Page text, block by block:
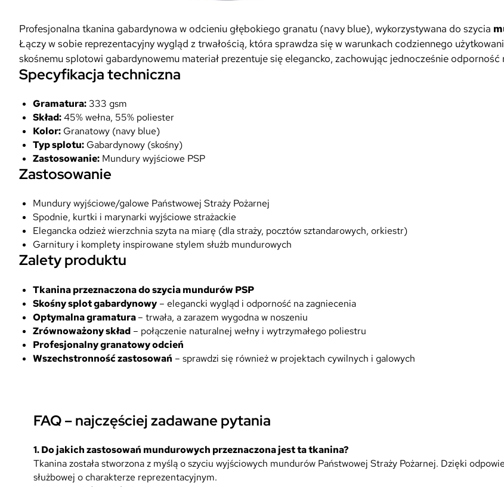
Profesjonalna tkanina gabardynowa w odcieniu głębokiego granatu (navy blue), wykorzystywana do szycia
Łączy w sobie reprezentacyjny wygląd z trwałością, która sprawdza się w warunkach codziennego
skośnemu splotowi gabardynowemu materiał prezentuje się elegancko, zachowując jednocześnie odporność
Specyfikacja techniczna
Gramatura:333 gsm
Skład:45% wełna, 55% poliester
Kolor: Granatowy (navy blue)
Typ splotu: Gabardynowy (skośny)
Zastosowanie: Mundury wyjściowe PSP
Zastosowanie
Mundury wyjściowe/galowe Państwowej Straży Pożarnej
Spodnie, kurtki i marynarki wyjściowe strażackie
Elegancka odzież wierzchnia szyta na miarę (dla straży, pocztów sztandarowych, orkiestr)
Garnitury i komplety inspirowane stylem służb mundurowych
Zalety produktu
Tkanina przeznaczona do szycia mundurów PSP
Skośny splot gabardynowy – elegancki wygląd i odporność na zagniecenia
Optymalna gramatura– trwała, a zarazem wygodna w noszeniu
Zrównoważony skład – połączenie naturalnej wełny i wytrzymałego poliestru
Profesjonalny granatowy odcień
Wszechstronność zastosowań – sprawdzi się również w projektach cywilnych i galowych
FAQ – najczęściej zadawane pytania
1.Do jakich zastosowań mundurowych przeznaczona jest ta tkanina?
Tkanina została stworzona z myślą o szyciu wyjściowych mundurów Państwowej Straży Pożarnej. Dzięki
służbowej o charakterze reprezentacyjnym.